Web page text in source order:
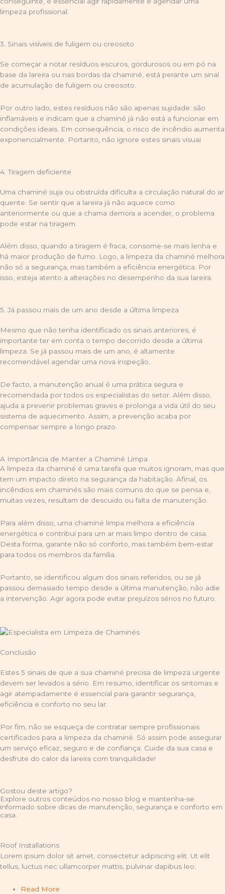
limpeza profissional.
3. Sinais visíveis de fuligem ou creosoto
Se começar a notar resíduos escuros, gordurosos ou em pó na
base da lareira ou nas bordas da chaminé, está perante um sinal
de acumulação de fuligem ou creosoto.
Por outro lado, estes resíduos não são apenas sujidade: são
inflamáveis e indicam que a chaminé já não está a funcionar em
condições ideais. Em consequência, o risco de incêndio aumenta
exponencialmente. Portanto, não ignore estes sinais visuai
4. Tiragem deficiente
Uma chaminé suja ou obstruída dificulta a circulação natural do ar
quente. Se sentir que a lareira já não aquece como
anteriormente ou que a chama demora a acender, o problema
pode estar na tiragem.
Além disso, quando a tiragem é fraca, consome-se mais lenha e
há maior produção de fumo. Logo, a limpeza da chaminé melhora
não só a segurança, mas também a eficiência energética. Por
isso, esteja atento a alterações no desempenho da sua lareira.
5. Já passou mais de um ano desde a última limpeza
Mesmo que não tenha identificado os sinais anteriores, é
importante ter em conta o tempo decorrido desde a última
limpeza. Se já passou mais de um ano, é altamente
recomendável agendar uma nova inspeção.
De facto, a manutenção anual é uma prática segura e
recomendada por todos os especialistas do setor. Além disso,
ajuda a prevenir problemas graves e prolonga a vida útil do seu
sistema de aquecimento. Assim, a prevenção acaba por
compensar sempre a longo prazo.
A Importância de Manter a Chaminé Limpa
A limpeza da chaminé é uma tarefa que muitos ignoram, mas que
tem um impacto direto na segurança da habitação. Afinal, os
incêndios em chaminés são mais comuns do que se pensa e,
muitas vezes, resultam de descuido ou falta de manutenção.
Para além disso, uma chaminé limpa melhora a eficiência
energética e contribui para um ar mais limpo dentro de casa.
Desta forma, garante não só conforto, mas também bem-estar
para todos os membros da família.
Portanto, se identificou algum dos sinais referidos, ou se já
passou demasiado tempo desde a última manutenção, não adie
a intervenção. Agir agora pode evitar prejuízos sérios no futuro.
Conclusão
Estes 5 sinais de que a sua chaminé precisa de limpeza urgente
devem ser levados a sério. Em resumo, identificar os sintomas e
agir atempadamente é essencial para garantir segurança,
eficiência e conforto no seu lar.
Por fim, não se esqueça de contratar sempre profissionais
certificados para a limpeza da chaminé. Só assim pode assegurar
um serviço eficaz, seguro e de confiança. Cuide da sua casa e
desfrute do calor da lareira com tranquilidade!
Gostou deste artigo?
Explore outros conteúdos no nosso blog e mantenha-se
informado sobre dicas de manutenção, segurança e conforto em
casa.
Roof Installations
Lorem ipsum dolor sit amet, consectetur adipiscing elit. Ut elit
tellus, luctus nec ullamcorper mattis, pulvinar dapibus leo.
Read More